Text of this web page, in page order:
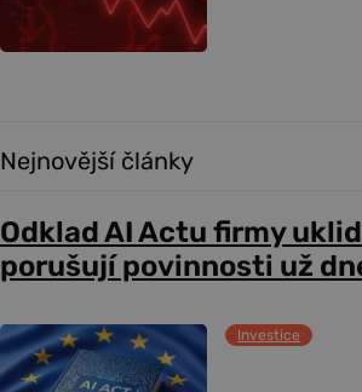
Nejnovější články
Odklad AI Actu firmy
porušují povinnosti už
Investice